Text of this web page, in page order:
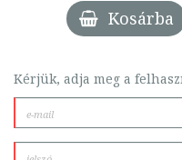
Kosárba
Kérjük, adja meg a